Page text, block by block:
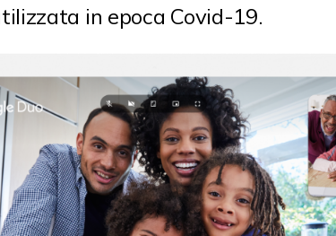
in epoca Covid-19.